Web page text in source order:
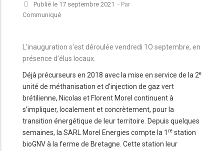
Publié le 17 septembre 2021 - Par
Communiqué
L'inauguration s'est déroulée vendredi 1O septembre, en
présence d'élus locaux.
Déjà précurseurs en 2018 avec la mise en service de la 2e
unité de méthanisation et d’injection de gaz vert
brétilienne, Nicolas et Florent Morel continuent à
s’impliquer, localement et concrètement, pour la
transition énergétique de leur territoire. Depuis quelques
semaines, la SARL Morel Energies compte la 1 re station
bioGNV à la ferme de Bretagne. Cette station leur